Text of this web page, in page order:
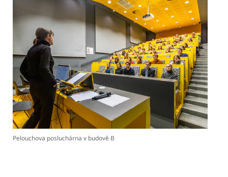
Pelouchova posluchárna v budově B